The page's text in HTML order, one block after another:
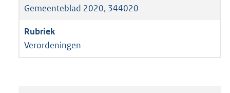
Gemeenteblad 2020, 344020
Verordeningen